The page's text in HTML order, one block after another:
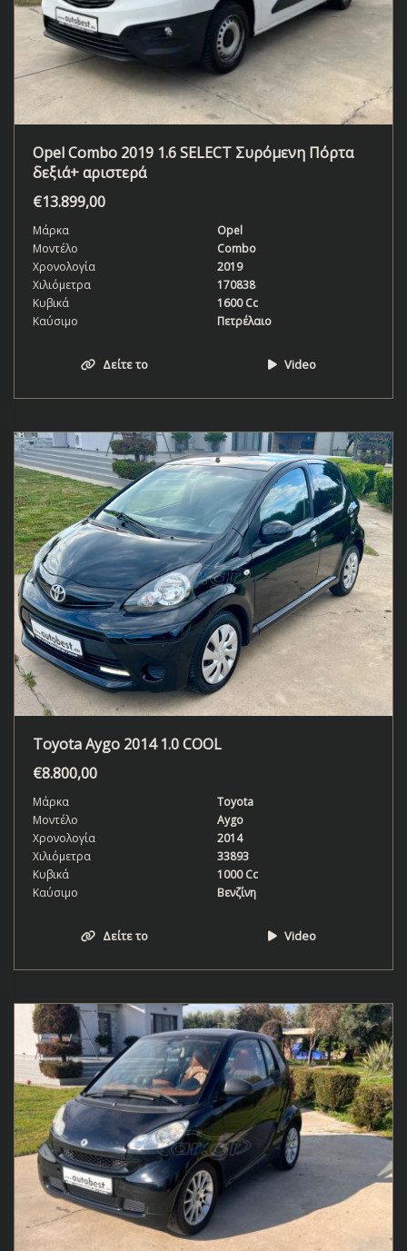
Opel Combo 2019 1.6 SELECT Συρόμενη Πόρτα
δεξιά+ αριστερά
€13.899,00
Μάρκα
Opel
Μοντέλο
Combo
Χρονολογία
2019
Χιλιόμετρα
170838
Κυβικά
1600 Cc
Καύσιμο
Πετρέλαιο
Δείτε το Video
Toyota Aygo 2014 1.0 COOL
€8.800,00
Μάρκα
Toyota
Μοντέλο
Aygo
Χρονολογία
2014
Χιλιόμετρα
33893
Κυβικά
1000 Cc
Καύσιμο
Βενζίνη
Δείτε το Video